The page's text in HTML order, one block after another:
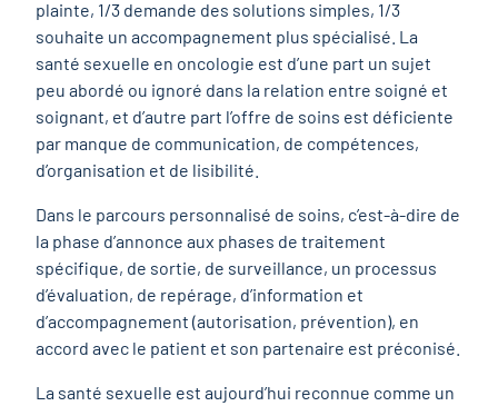
plainte, 1/3 demande des solutions simples, 1/3
souhaite un accompagnement plus spécialisé. La
santé sexuelle en oncologie est d’une part un sujet
peu abordé ou ignoré dans la relation entre soigné et
soignant, et d’autre part l’offre de soins est déficiente
par manque de communication, de compétences,
d’organisation et de lisibilité.
Dans le parcours personnalisé de soins, c’est-à-dire de
la phase d’annonce aux phases de traitement
spécifique, de sortie, de surveillance, un processus
d’évaluation, de repérage, d’information et
d’accompagnement (autorisation, prévention), en
accord avec le patient et son partenaire est préconisé.
La santé sexuelle est aujourd’hui reconnue comme un